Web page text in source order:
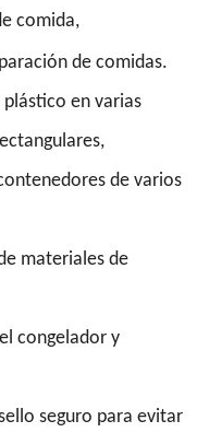
comida,
de comidas.
en varias
de varios
materiales de
congelador y
seguro para evitar